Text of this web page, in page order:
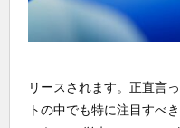
リースされます。正直言
トの中でも特に注目すべ